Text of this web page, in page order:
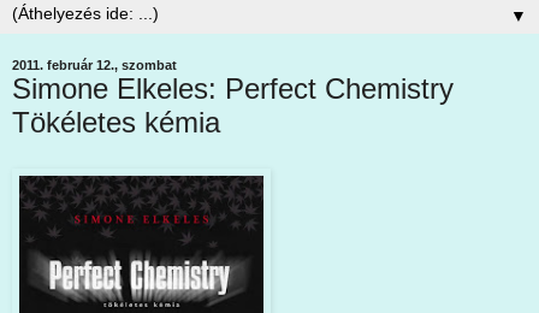
▼
2011. február 12., szombat
Simone Elkeles: Perfect Chemistry
Tökéletes kémia